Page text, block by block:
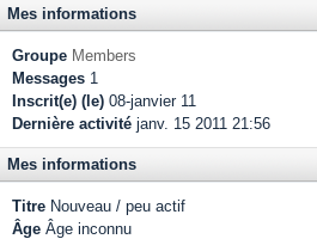
Mes informations
Groupe Members
Messages 1
Inscrit(e) (le) 08-janvier 11
Dernière activité janv. 15 2011 21:56
Mes informations
Titre Nouveau / peu actif
Âge Âge inconnu